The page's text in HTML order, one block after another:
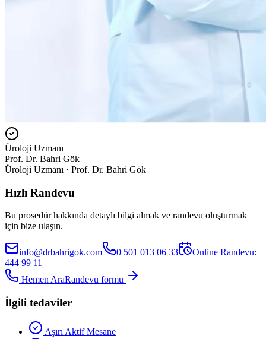
Üroloji Uzmanı
Prof. Dr. Bahri Gök
Üroloji Uzmanı · Prof. Dr. Bahri Gök
Hızlı Randevu
Bu prosedür hakkında detaylı bilgi almak ve randevu oluşturmak
için bize ulaşın.
info@drbahrigok.com 0 501 013 06 33
Online Randevu:
444 99 11
Hemen AraRandevu formu
İlgili tedaviler
Aşırı Aktif Mesane